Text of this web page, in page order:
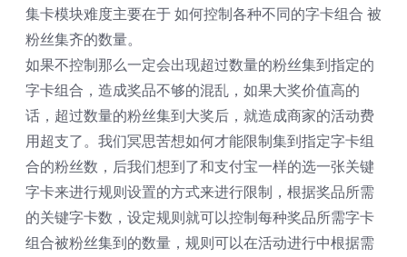
集卡模块难度主要在于 如何控制各种不同的字卡组合 被
粉丝集齐的数量。
如果不控制那么一定会出现超过数量的粉丝集到指定的
字卡组合，造成奖品不够的混乱，如果大奖价值高的
话，超过数量的粉丝集到大奖后，就造成商家的活动费
用超支了。我们冥思苦想如何才能限制集到指定字卡组
合的粉丝数，后我们想到了和支付宝一样的选一张关键
字卡来进行规则设置的方式来进行限制，根据奖品所需
的关键字卡数，设定规则就可以控制每种奖品所需字卡
组合被粉丝集到的数量，规则可以在活动进行中根据需